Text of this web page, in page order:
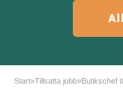
Start»Tillsatta jobb»